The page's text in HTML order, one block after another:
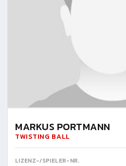
MARKUS PORTMANN
TWISTING BALL
LIZENZ-/SPIELER-NR.